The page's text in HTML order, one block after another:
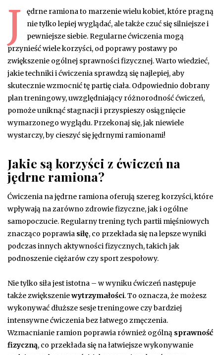
J
ędrne ramiona to marzenie wielu kobiet, które pragną
nie tylko lepiej wyglądać, ale także czuć się silniejsze i
pewniejsze siebie. Regularne ćwiczenia mogą
przynieść wiele korzyści, od poprawy postawy po
zwiększenie ogólnej sprawności fizycznej. Warto wiedzieć,
jakie techniki i ćwiczenia sprawdzą się najlepiej, aby
skutecznie wzmocnić tę partię ciała. Odpowiednio dobrany
plan treningowy, uwzględniający różnorodność ćwiczeń,
pomoże uniknąć stagnacji i przyspieszy osiągnięcie
wymarzonego wyglądu. Przekonaj się, jak niewiele
wystarczy, by cieszyć się jędrnymi ramionami!
Jakie są korzyści z ćwiczeń na
jędrne ramiona?
Ćwiczenia na jędrne ramiona oferują szereg korzyści, które
wpływają na zarówno zdrowie fizyczne, jak i ogólne
samopoczucie. Regularny trening tych partii mięśniowych
znacząco poprawia siłę, co przekłada się na lepsze wyniki
podczas innych aktywności fizycznych, takich jak
podnoszenie ciężarów czy sport zespołowy.
Nie tylko siła jest istotna – w wyniku ćwiczeń następuje
także zwiększeniewytrzymałości. To oznacza, że możesz
wykonywać dłuższe sesje treningowe czy bardziej
intensywne ćwiczenia bez łatwego zmęczenia.
Wzmacnianie ramion poprawia również ogólną sprawność
fizyczną, co przekłada się na łatwiejsze wykonywanie